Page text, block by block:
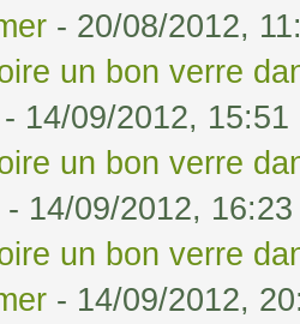
- 20/08/2012,
un bon verre
- 14/09/2012, 15:51
un bon verre
- 14/09/2012, 16:23
un bon verre
- 14/09/2012,